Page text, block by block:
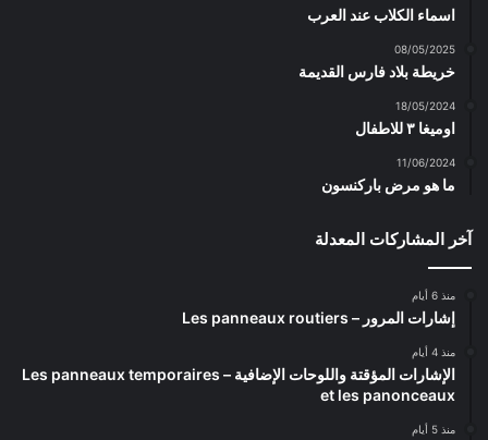
اسماء الكلاب عند العرب
08/05/2025
خريطة بلاد فارس القديمة
18/05/2024
اوميغا ٣ للاطفال
11/06/2024
ما هو مرض باركنسون
آخر المشاركات المعدلة
منذ 6 أيام
إشارات المرور – Les panneaux routiers
منذ 4 أيام
الإشارات المؤقتة واللوحات الإضافية – Les panneaux temporaires
et les panonceaux
منذ 5 أيام